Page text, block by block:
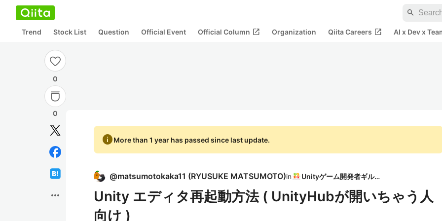
search
Trend Stock List Question Official Event Official Column open_in_new Organization Qiita Careers open_in_new AI x Dev x
0
0
more_horiz
infoMore than 1 year has passed since last update.
@matsumotokaka11 (RYUSUKE MATSUMOTO)in Unityゲーム開発者ギルド
Unity エディタ再起動方法 ( UnityHubが開いちゃう人
向け )